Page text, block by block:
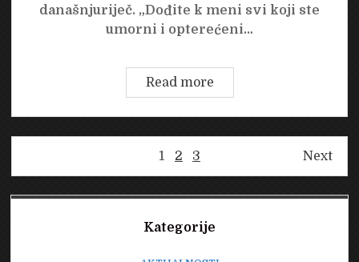
današnjuriječ. „Dođite k meni svi koji ste
umorni i opterećeni…
Read moreČetvrtak,
20.
srpanj
2023.
stranica
objava
1 2 3 Next
Kategorije